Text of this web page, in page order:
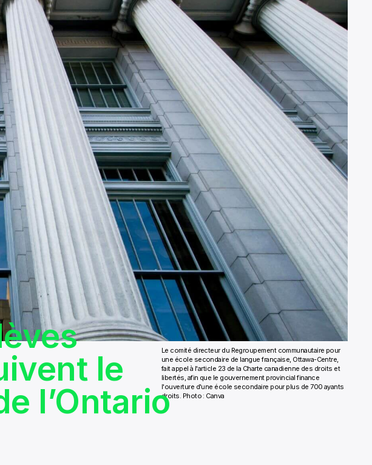
Le comité directeur du Regroupement communautaire pour
une école secondaire de langue française, Ottawa-Centre,
fait appel à l'article 23 de la Charte canadienne des droits et
libertés, afin que le gouvernement provincial finance
l'ouverture d'une école secondaire pour plus de 700 ayants
droits. Photo : Canva
le
l’Ontario